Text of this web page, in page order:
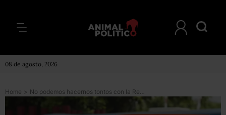
08 de agosto, 2026
Home > No podemos hacernos tontos con la Reforma Laboral: Bueno Torio